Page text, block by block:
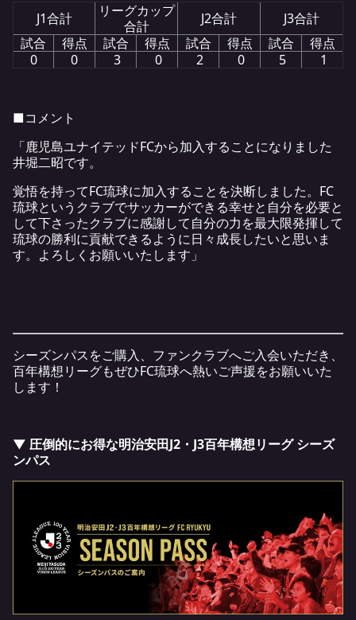
J1合計
リーグカップ
合計
J2合計
J3合計
試合
得点 試合 得点 試合 得点 試合
得点
0
0 3 0 2 0 5 1
■コメント
「鹿児島ユナイテッドFCから加入することになりました
井堀二昭です。
覚悟を持ってFC琉球に加入することを決断しました。FC
琉球というクラブでサッカーができる幸せと自分を必要と
して下さったクラブに感謝して自分の力を最大限発揮して
琉球の勝利に貢献できるように日々成長したいと思いま
す。よろしくお願いいたします」
シーズンパスをご購入、ファンクラブへご入会いただき、
百年構想リーグもぜひFC琉球へ熱いご声援をお願いいた
します！
▼ 圧倒的にお得な明治安田J2・J3百年構想リーグ シーズ
ンパス